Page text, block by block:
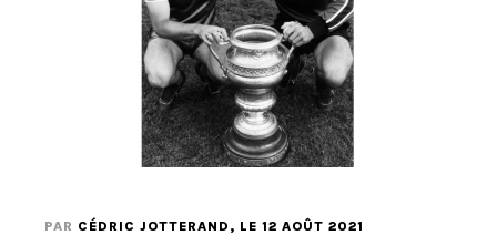
PAR CÉDRIC JOTTERAND , LE 12 AOÛT 2021